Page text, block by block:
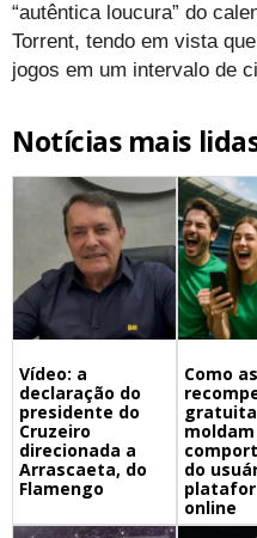
“autêntica loucura” do
Torrent, tendo em vista
jogos em um intervalo de
Notícias mais
Vídeo: a
declaração do
presidente do
Cruzeiro
direcionada a
Arrascaeta, do
Flamengo
Como as
moldam
do
online